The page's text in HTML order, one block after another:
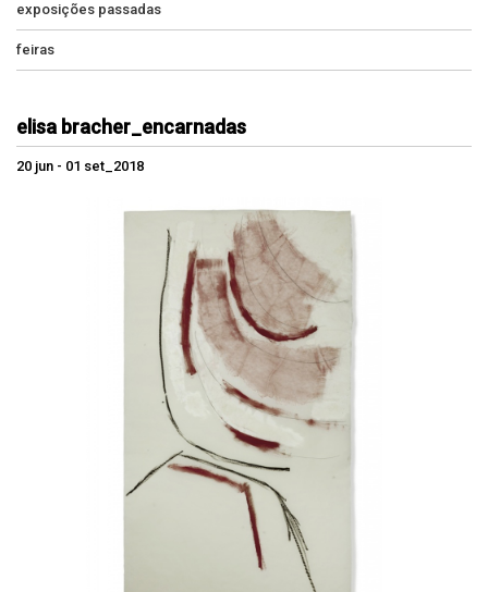
exposições passadas
feiras
elisa bracher_encarnadas
20 jun - 01 set_2018